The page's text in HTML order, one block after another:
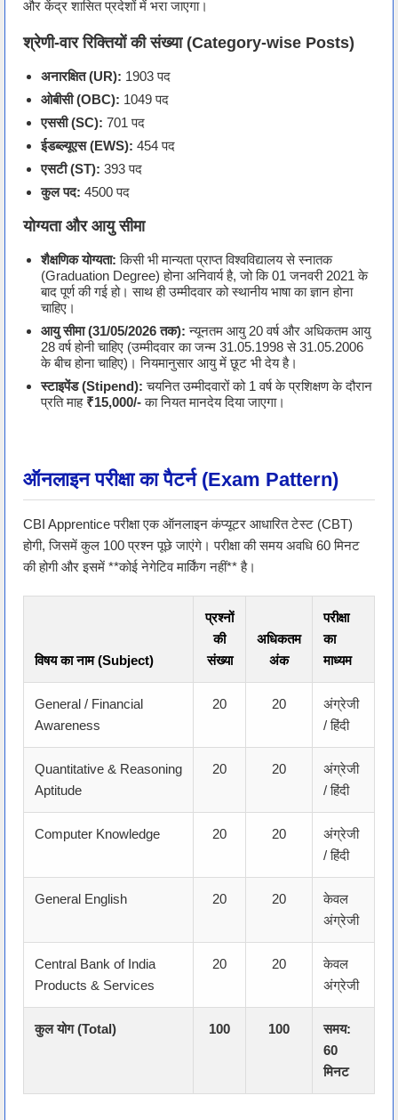
और केंद्र शासित प्रदेशों में भरा जाएगा।
श्रेणी-वार रिक्तियों की संख्या (Category-wise Posts)
अनारक्षित (UR): 1903 पद
ओबीसी (OBC): 1049 पद
एससी (SC): 701 पद
ईडब्ल्यूएस (EWS): 454 पद
एसटी (ST): 393 पद
कुल पद: 4500 पद
योग्यता और आयु सीमा
शैक्षणिक योग्यता: किसी भी मान्यता प्राप्त विश्वविद्यालय से स्नातक
(Graduation Degree) होना अनिवार्य है, जो कि 01 जनवरी 2021 के
बाद पूर्ण की गई हो। साथ ही उम्मीदवार को स्थानीय भाषा का ज्ञान होना
चाहिए।
आयु सीमा (31/05/2026 तक): न्यूनतम आयु 20 वर्ष और अधिकतम आयु
28 वर्ष होनी चाहिए (उम्मीदवार का जन्म 31.05.1998 से 31.05.2006
के बीच होना चाहिए)। नियमानुसार आयु में छूट भी देय है।
स्टाइपेंड (Stipend): चयनित उम्मीदवारों को 1 वर्ष के प्रशिक्षण के दौरान
प्रति माह ₹15,000/-का नियत मानदेय दिया जाएगा।
ऑनलाइन परीक्षा का पैटर्न (Exam Pattern)
CBI Apprentice परीक्षा एक ऑनलाइन कंप्यूटर आधारित टेस्ट (CBT)
होगी, जिसमें कुल 100 प्रश्न पूछे जाएंगे। परीक्षा की समय अवधि 60 मिनट
की होगी और इसमें **कोई नेगेटिव मार्किंग नहीं** है।
विषय का नाम (Subject)
प्रश्नों
की
संख्या
अधिकतम
अंक
परीक्षा
का
माध्यम
General / Financial
Awareness
20 20
अंग्रेजी
/ हिंदी
Quantitative & Reasoning
Aptitude
20 20
अंग्रेजी
/ हिंदी
Computer Knowledge 20 20
अंग्रेजी
/ हिंदी
General English 20 20
केवल
अंग्रेजी
Central Bank of India
Products & Services
20 20
केवल
अंग्रेजी
कुल योग (Total) 100 100
समय:
60
मिनट